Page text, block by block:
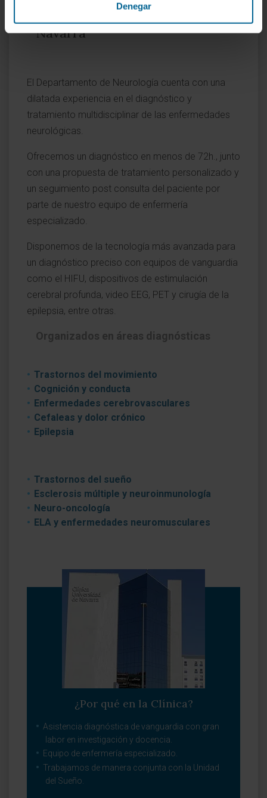
Denegar
de la Clínica Universidad de
Navarra
El Departamento de Neurología cuenta con una
dilatada experiencia en el diagnóstico y
tratamiento multidisciplinar de las enfermedades
neurológicas.
Ofrecemos un diagnóstico en menos de 72h., junto
con una propuesta de tratamiento personalizado y
un seguimiento post consulta del paciente por
parte de nuestro equipo de enfermería
especializado.
Disponemos de la tecnología más avanzada para
un diagnóstico preciso con equipos de vanguardia
como el HIFU, dispositivos de estimulación
cerebral profunda, video EEG, PET y cirugía de la
epilepsia, entre otras.
Organizados en áreas diagnósticas
Trastornos del movimiento
Cognición y conducta
Enfermedades cerebrovasculares
Cefaleas y dolor crónico
Epilepsia
Trastornos del sueño
Esclerosis múltiple y neuroinmunología
Neuro-oncología
ELA y enfermedades neuromusculares
¿Por qué en la Clínica?
Asistencia diagnóstica de vanguardia con gran
labor en investigación y docencia.
Equipo de enfermería especializado.
Trabajamos de manera conjunta con la Unidad
del Sueño.